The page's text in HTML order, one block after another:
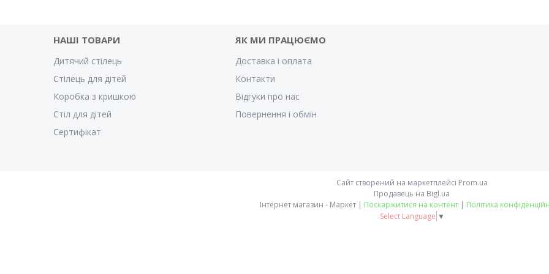
НАШІ ТОВАРИ
Дитячий стілець
Стілець для дітей
Коробка з кришкою
Стіл для дітей
Cертифікат
ЯК МИ ПРАЦЮЄМО
Доставка і оплата
Контакти
Відгуки про нас
Повернення і обмін
Сайт створений на маркетплейсі Prom.ua
Продавець на Bigl.ua
Інтернет магазин - Маркет | Поскаржитися на контент | Політика
Select Language ▼